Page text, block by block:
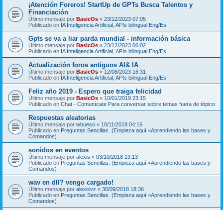
¡Atención Foreros! StartUp de GPTs Busca Talentos y
Financiación
Último mensaje por BasicOs « 23/12/2023 07:05
Publicado en IA Inteligencia Artificial, APIs bilingual Eng/Es
Gpts se va a liar parda mundial - información básica
Último mensaje por BasicOs « 23/12/2023 06:02
Publicado en IA Inteligencia Artificial, APIs bilingual Eng/Es
Actualización foros antiguos AI& IA
Último mensaje por BasicOs « 12/08/2023 16:31
Publicado en IA Inteligencia Artificial, APIs bilingual Eng/Es
Feliz año 2019 - Espero que traiga felicidad
Último mensaje por BasicOs « 10/01/2019 23:15
Publicado en Chat - Comunícate Para conversar sobre temas fuera de tópico
Respuestas aleatorias
Último mensaje por wbueso « 10/11/2018 04:16
Publicado en Preguntas Sencillas. (Empieza aquí <Aprendiendo las bases y
Comandos)
sonidos en eventos
Último mensaje por alexis « 03/10/2018 19:13
Publicado en Preguntas Sencillas. (Empieza aquí <Aprendiendo las bases y
Comandos)
wav en dll? vengo cargado!
Último mensaje por alexisvz « 30/09/2018 18:36
Publicado en Preguntas Sencillas. (Empieza aquí <Aprendiendo las bases y
Comandos)